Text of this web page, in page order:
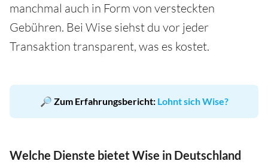
manchmal auch in Form von versteckten
Gebühren. Bei Wise siehst du vor jeder
Transaktion transparent, was es kostet.
🔎 Zum Erfahrungsbericht: Lohnt sich Wise?
Welche Dienste bietet Wise in Deutschland